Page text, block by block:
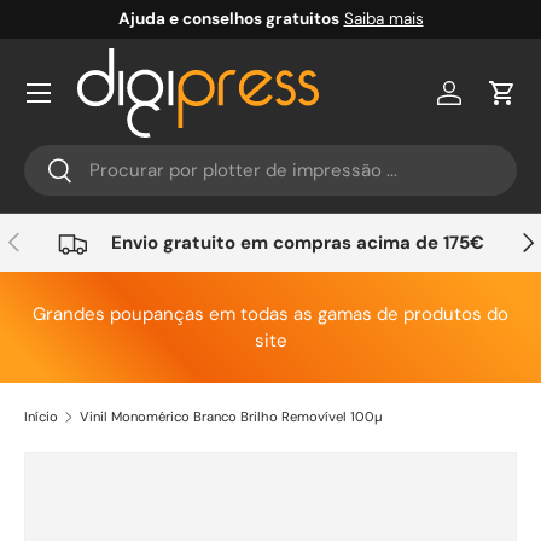
Ir para o conteúdo
Ajuda e conselhos gratuitos Saiba mais
Pesquisar
Pesquisar
Conta
Anterior Envio gratuito em compras acima de 175€
Grandes poupanças em todas as gamas de produtos do
site
Início Vinil Monomérico Branco Brilho Removível 100µ